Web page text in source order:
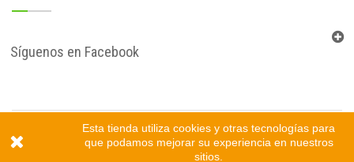
Tienda online creada por Gprovincia™
Síguenos en Facebook
Esta tienda utiliza cookies y otras tecnologías para
que podamos mejorar su experiencia en nuestros
sitios.